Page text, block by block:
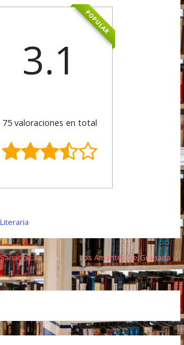
POPULAR
3.1
75 valoraciones en total
La
Los Amantes De Granada →